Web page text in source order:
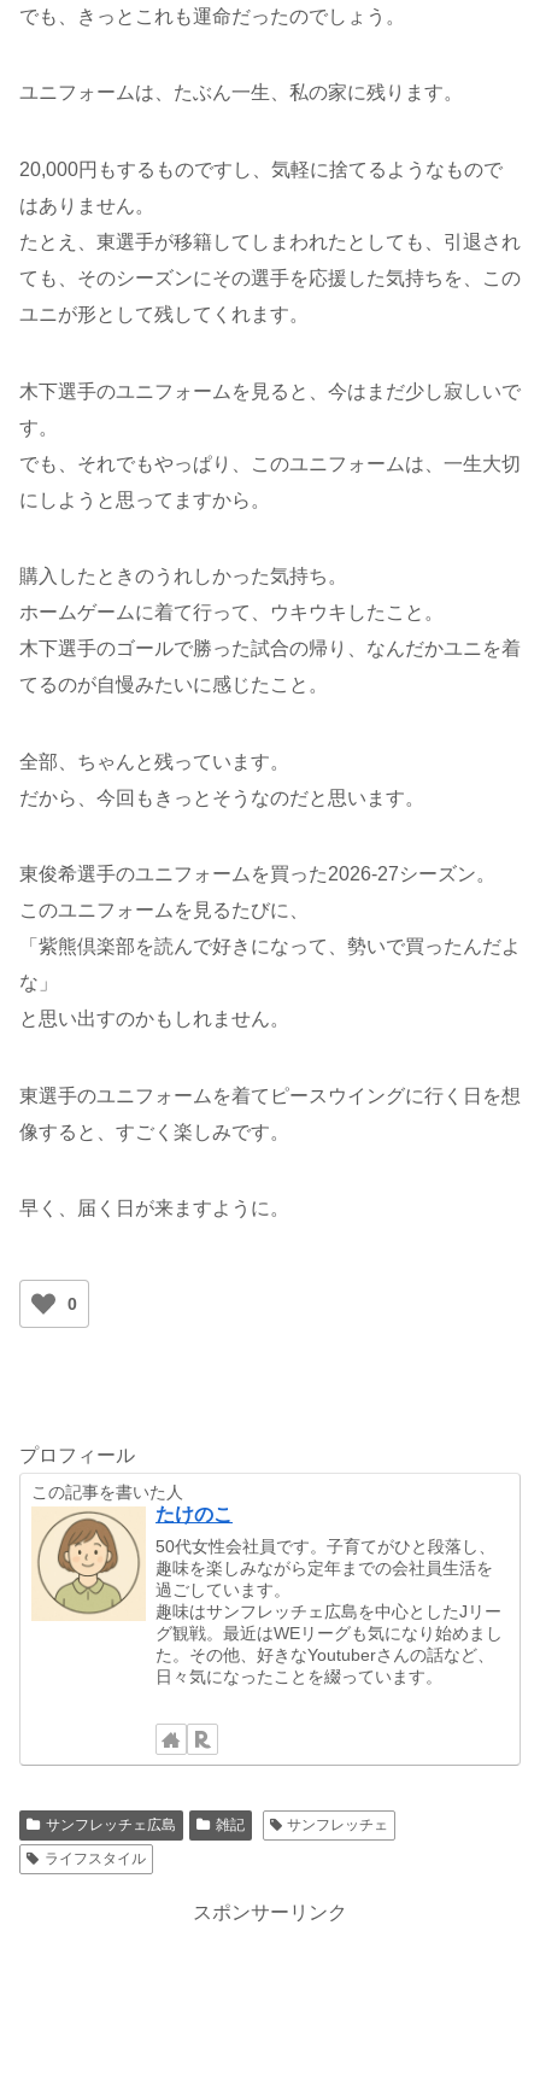
でも、きっとこれも運命だったのでしょう。
ユニフォームは、たぶん一生、私の家に残ります。
20,000円もするものですし、気軽に捨てるようなもので
はありません。
たとえ、東選手が移籍してしまわれたとしても、引退され
ても、そのシーズンにその選手を応援した気持ちを、この
ユニが形として残してくれます。
木下選手のユニフォームを見ると、今はまだ少し寂しいで
す。
でも、それでもやっぱり、このユニフォームは、一生大切
にしようと思ってますから。
購入したときのうれしかった気持ち。
ホームゲームに着て行って、ウキウキしたこと。
木下選手のゴールで勝った試合の帰り、なんだかユニを着
てるのが自慢みたいに感じたこと。
全部、ちゃんと残っています。
だから、今回もきっとそうなのだと思います。
東俊希選手のユニフォームを買った2026-27シーズン。
このユニフォームを見るたびに、
「紫熊倶楽部を読んで好きになって、勢いで買ったんだよ
な」
と思い出すのかもしれません。
東選手のユニフォームを着てピースウイングに行く日を想
像すると、すごく楽しみです。
早く、届く日が来ますように。
0
プロフィール
この記事を書いた人
たけのこ
50代女性会社員です。子育てがひと段落し、
趣味を楽しみながら定年までの会社員生活を
過ごしています。
趣味はサンフレッチェ広島を中心としたJリー
グ観戦。最近はWEリーグも気になり始めまし
た。その他、好きなYoutuberさんの話など、
日々気になったことを綴っています。
サンフレッチェ広島 雑記
サンフレッチェ
ライフスタイル
スポンサーリンク